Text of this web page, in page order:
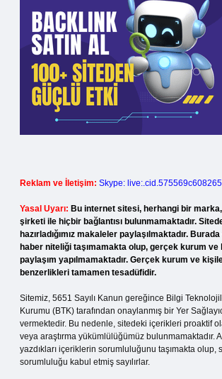
Reklam ve İletişim: Skype:
Yasal Uyarı: Bu internet sitesi, herhangi bir
şirketi ile hiçbir bağlantısı bulunmamaktadır.
hazırladığımız makaleler paylaşılmaktadır.
haber niteliği taşımamakta olup, gerçek kurum ve
paylaşım yapılmamaktadır. Gerçek kurum ve
benzerlikleri tamamen tesadüfidir.
Sitemiz, 5651 Sayılı Kanun gereğince Bilgi
Kurumu (BTK) tarafından onaylanmış bir Yer
vermektedir. Bu nedenle, sitedeki içerikleri proaktif
veya araştırma yükümlülüğümüz bulunmamaktadır.
yazdıkları içeriklerin sorumluluğunu taşımakta olup,
sorumluluğu kabul etmiş sayılırlar.